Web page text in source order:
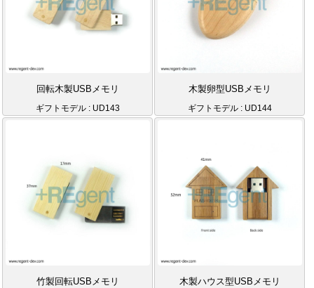
回転木製USBメモリ
ギフトモデル : UD143
木製卵型USBメモリ
ギフトモデル : UD144
竹製回転USBメモリ 木製ハウス型USBメモリ